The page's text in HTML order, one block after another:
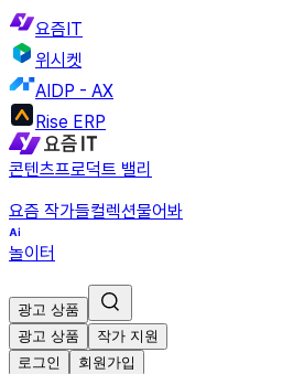
요즘IT
위시켓
AIDP - AX
Rise ERP
콘텐츠프로덕트 밸리
요즘 작가들컬렉션물어봐
놀이터
광고 상품
광고 상품
작가 지원
로그인
회원가입